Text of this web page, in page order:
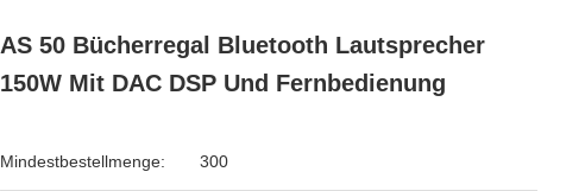
AS 50 Bücherregal Bluetooth Lautsprecher
150W Mit DAC DSP Und Fernbedienung
Mindestbestellmenge: 300